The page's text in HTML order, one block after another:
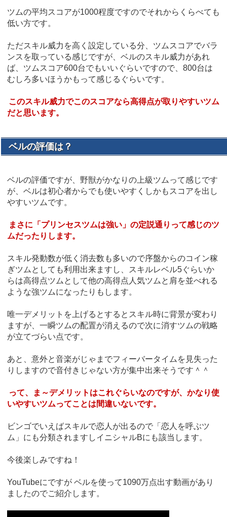
ツムの平均スコアが1000程度ですのでそれからくらべても
低い方です。
ただスキル威力を高く設定している分、ツムスコアでバラ
ンスを取っている感じですが、ベルのスキル威力があれ
ば、ツムスコア600台でもいいぐらいですので、800台は
むしろ多いほうかもって感じるぐらいです。
このスキル威力でこのスコアなら高得点が取りやすいツム
だと思います。
ベルの評価は？
ベルの評価ですが、野獣がかなりの上級ツムって感じです
が、ベルは初心者からでも使いやすくしかもスコアを出し
やすいツムです。
まさに「プリンセスツムは強い」の定説通りって感じのツ
ムだったりします。
スキル発動数が低く消去数も多いので序盤からのコイン稼
ぎツムとしても利用出来ますし、スキルレベル5ぐらいか
らは高得点ツムとして他の高得点人気ツムと肩を並べれる
ような強ツムになったりもします。
唯一デメリットを上げるとするとスキル時に背景が変わり
ますが、一瞬ツムの配置が消えるので次に消すツムの戦略
が立てづらい点です。
あと、意外と音楽がじゃまでフィーバータイムを見失った
りしますので音付きじゃない方が集中出来そうです＾＾
って、ま～デメリットはこれぐらいなのですが、かなり使
いやすいツムってことは間違いないです。
ビンゴでいえばスキルで恋人が出るので「恋人を呼ぶツ
ム」にも分類されますしイニシャルBにも該当します。
今後楽しみですね！
YouTubeにですが ベルを使って1090万点出す動画があり
ましたのでご紹介します。